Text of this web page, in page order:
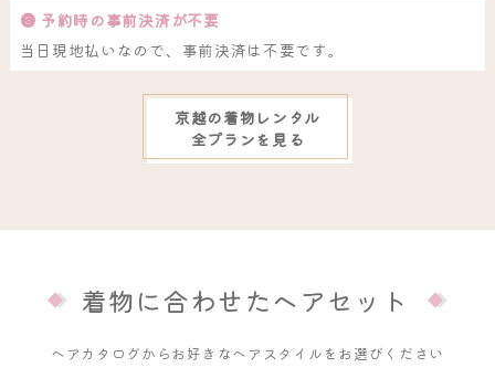
❸ 予約時の事前決済が不要
当日現地払いなので、事前決済は不要です。
京越の着物レンタル
全プランを見る
着物に合わせたヘアセット
ヘアカタログからお好きなヘアスタイルをお選びください